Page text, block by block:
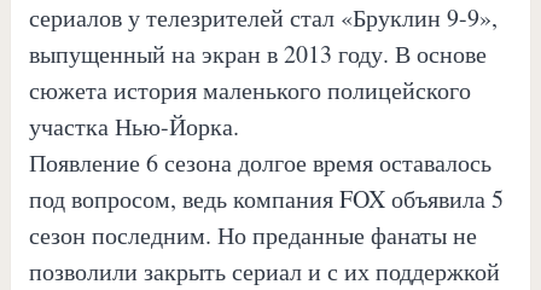
сериалов у телезрителей стал «Бруклин 9-9»,
выпущенный на экран в 2013 году. В основе
сюжета история маленького полицейского
участка Нью-Йорка.
Появление 6 сезона долгое время оставалось
под вопросом, ведь компания FOX объявила 5
сезон последним. Но преданные фанаты не
позволили закрыть сериал и с их поддержкой